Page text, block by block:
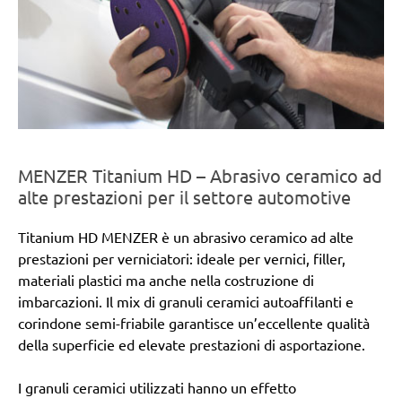
MENZER Titanium HD – Abrasivo ceramico ad
alte prestazioni per il settore automotive
Titanium HD MENZER è un abrasivo ceramico ad alte
prestazioni per verniciatori: ideale per vernici, filler,
materiali plastici ma anche nella costruzione di
imbarcazioni. Il mix di granuli ceramici autoaffilanti e
corindone semi-friabile garantisce un’eccellente qualità
della superficie ed elevate prestazioni di asportazione.
I granuli ceramici utilizzati hanno un effetto